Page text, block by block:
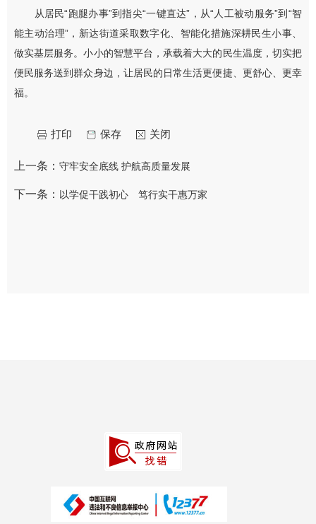
从居民“跑腿办事”到指尖“一键直达”，从“人工被动服务”到“智
能主动治理”，新达街道采取数字化、智能化措施深耕民生小事、
做实基层服务。小小的智慧平台，承载着大大的民生温度，切实把
便民服务送到群众身边，让居民的日常生活更便捷、更舒心、更幸
福。
关闭
保存
打印
上一条： 守牢安全底线 护航高质量发展
下一条： 以学促干践初心 笃行实干惠万家